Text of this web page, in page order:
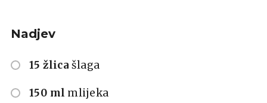
Nadjev
15 žlica šlaga
150 ml mlijeka